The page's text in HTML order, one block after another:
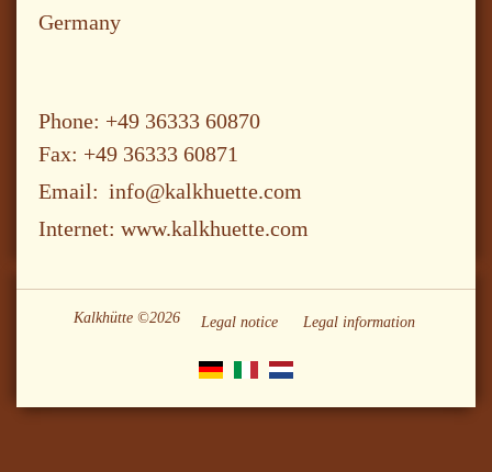
Germany
Phone: +49 36333 60870
Fax: +49 36333 60871
Email: info@kalkhuette.com
Internet: www.kalkhuette.com
Kalkhütte ©2026 Legal notice Legal information